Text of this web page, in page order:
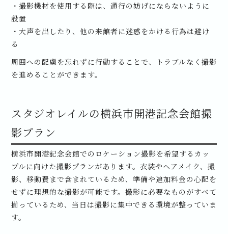
・撮影機材を使用する際は、通行の妨げにならないように
設置
・大声を出したり、他の来館者に迷惑をかける行為は避け
る
周囲への配慮を忘れずに行動することで、トラブルなく撮影
を進めることができます。
スタジオレイルの横浜市開港記念会館撮
影プラン
横浜市開港記念会館でのロケーション撮影を希望するカッ
プルに向けた撮影プランがあります。衣装やヘアメイク、撮
影、移動費まで含まれているため、準備や追加料金の心配を
せずに理想的な撮影が可能です。撮影に必要なものがすべて
揃っているため、当日は撮影に集中できる環境が整っていま
す。